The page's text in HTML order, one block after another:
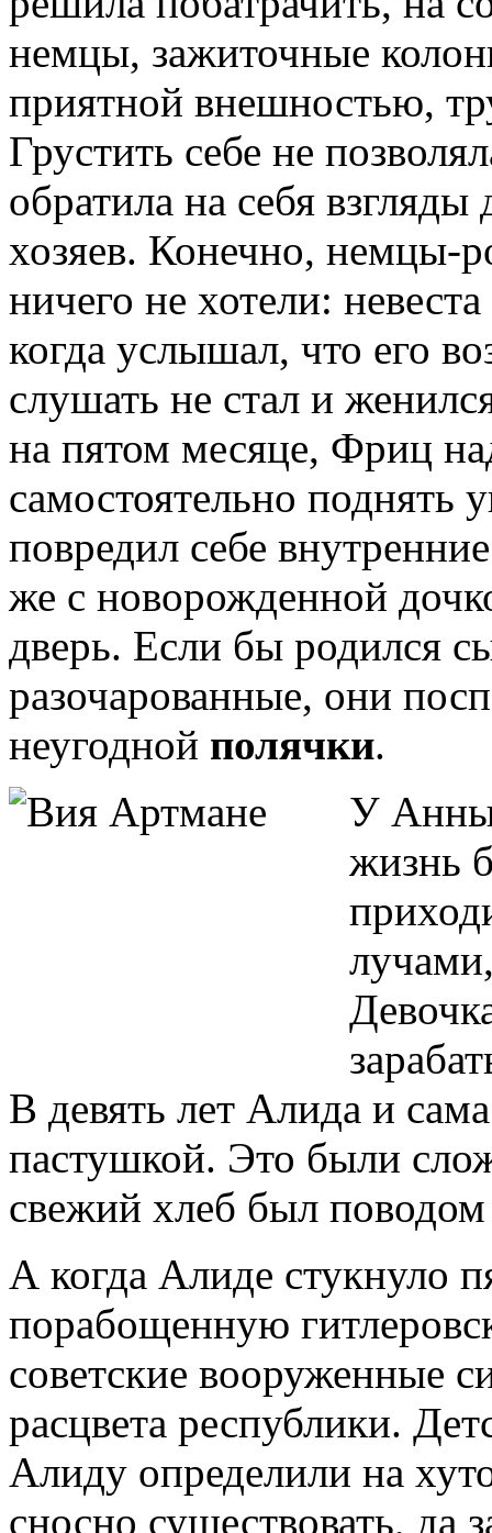
немцы, зажиточные
приятной внешностью,
Грустить себе не
обратила на себя взгляды
хозяев. Конечно, немцы-
ничего не хотели:
когда услышал, что его
слушать не стал и
на пятом месяце, Фриц
самостоятельно
повредил себе
же с новорожденной
дверь. Если бы родился
разочарованные, они
неугодной полячки.
У Анны
жизнь
В девять лет Алида и
пастушкой. Это были
свежий хлеб был
А когда Алиде стукнуло
порабощенную
советские вооруженные
расцвета республики.
Алиду определили на
сносно существовать, да